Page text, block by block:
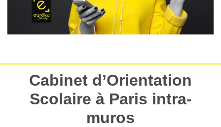
Cabinet d’Orientation
Scolaire à Paris intra-
muros